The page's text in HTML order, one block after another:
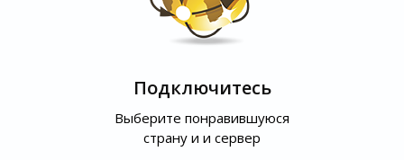
Подключитесь
Выберите понравившуюся
страну и и сервер